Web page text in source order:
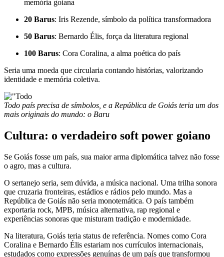
memória goiana
20 Barus: Iris Rezende, símbolo da política transformadora
50 Barus: Bernardo Élis, força da literatura regional
100 Barus: Cora Coralina, a alma poética do país
Seria uma moeda que circularia contando histórias, valorizando
identidade e memória coletiva.
Todo país precisa de símbolos, e a República de Goiás teria um dos
mais originais do mundo: o Baru
Cultura: o verdadeiro soft power goiano
Se Goiás fosse um país, sua maior arma diplomática talvez não fosse
o agro, mas a cultura.
O sertanejo seria, sem dúvida, a música nacional. Uma trilha sonora
que cruzaria fronteiras, estádios e rádios pelo mundo. Mas a
República de Goiás não seria monotemática. O país também
exportaria rock, MPB, música alternativa, rap regional e
experiências sonoras que misturam tradição e modernidade.
Na literatura, Goiás teria status de referência. Nomes como Cora
Coralina e Bernardo Élis estariam nos currículos internacionais,
estudados como expressões genuínas de um país que transformou